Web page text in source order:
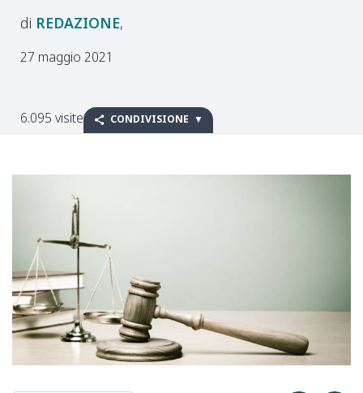
REDAZIONE
27 maggio 2021
6.095 visite CONDIVISIONE